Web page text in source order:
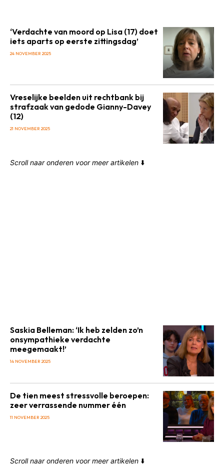
‘Verdachte van moord op Lisa (17) doet
iets aparts op eerste zittingsdag’
24 NOVEMBER 2025
Vreselijke beelden uit rechtbank bij
strafzaak van gedode Gianny-Davey
(12)
21 NOVEMBER 2025
Scroll naar onderen voor meer artikelen ⬇️
Saskia Belleman: ‘Ik heb zelden zo’n
onsympathieke verdachte
meegemaakt!’
14 NOVEMBER 2025
De tien meest stressvolle beroepen:
zeer verrassende nummer één
11 NOVEMBER 2025
Scroll naar onderen voor meer artikelen ⬇️